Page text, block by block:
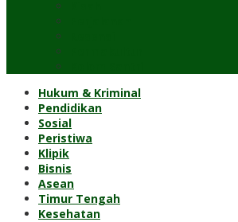
Hukum & Kriminal
Pendidikan
Sosial
Peristiwa
Klipik
Bisnis
Asean
Timur Tengah
Kesehatan